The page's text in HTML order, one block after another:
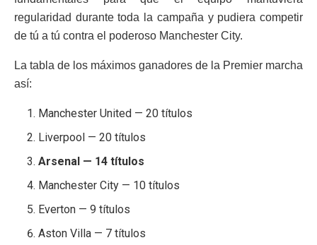
regularidad durante toda la campaña y pudiera competir
de tú a tú contra el poderoso Manchester City.
La tabla de los máximos ganadores de la Premier marcha
así:
Manchester United — 20 títulos
Liverpool — 20 títulos
Arsenal — 14 títulos
Manchester City — 10 títulos
Everton — 9 títulos
Aston Villa — 7 títulos